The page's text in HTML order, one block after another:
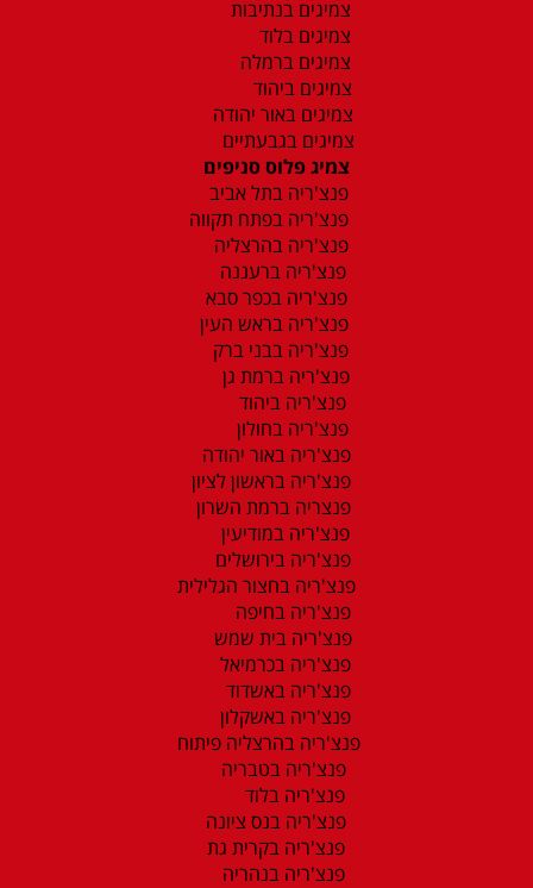
צמיגים בנתיבות
צמיגים בלוד
צמיגים ברמלה
צמיגים ביהוד
צמיגים באור יהודה
צמיגים בגבעתיים
צמיג פלוס סניפים
פנצ'ריה בתל אביב
פנצ'ריה בפתח תקווה
פנצ'ריה בהרצליה
פנצ'ריה ברעננה
פנצ'ריה בכפר סבא
פנצ'ריה בראש העין
פנצ'ריה בבני ברק
פנצ'ריה ברמת גן
פנצ'ריה ביהוד
פנצ'ריה בחולון
פנצ'ריה באור יהודה
פנצ'ריה בראשון לציון
פנצריה ברמת השרון
פנצ'ריה במודיעין
פנצ'ריה בירושלים
פנצ'ריה בחצור הגלילית
פנצ'ריה בחיפה
פנצ'ריה בית שמש
פנצ'ריה בכרמיאל
פנצ'ריה באשדוד
פנצ'ריה באשקלון
פנצ'ריה בהרצליה פיתוח
פנצ'ריה בטבריה
פנצ'ריה בלוד
פנצ'ריה בנס ציונה
פנצ'ריה בקרית גת
פנצ'ריה בנהריה